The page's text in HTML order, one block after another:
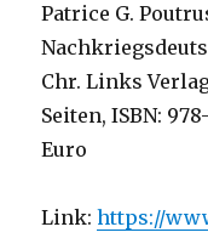
Patrice G.
Chr. Links
Seiten, ISBN:
Euro
Link:https://